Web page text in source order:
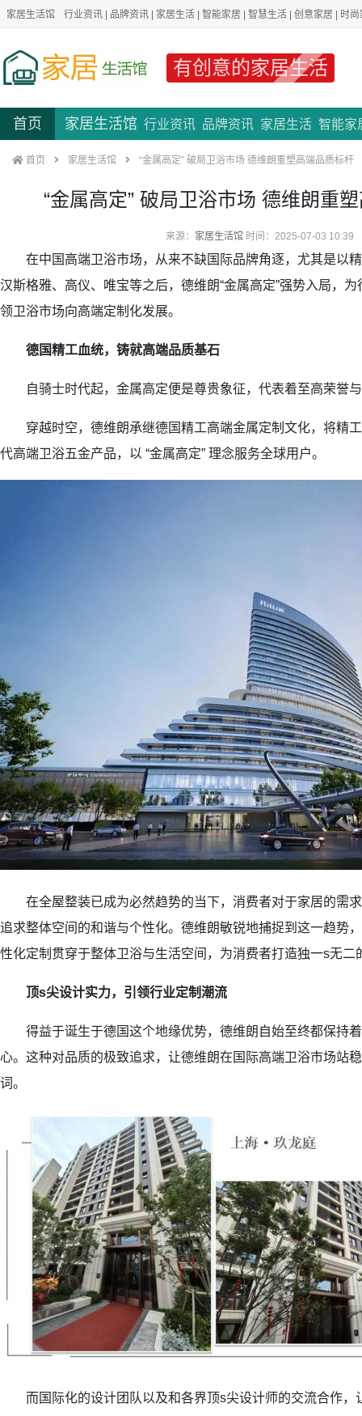
家居生活馆 行业资讯 | 品牌资讯 | 家居生活 | 智能家居 | 智慧生活 | 创意家居 | 时
有创意的家居生活
首页 家居生活馆 行业资讯 品牌资讯 家居生活 智能家
首页 家居生活馆 “金属高定” 破局卫浴市场 德维朗重塑高端品质标杆​
“金属高定” 破局卫浴市场 德维朗重
来源： 家居生活馆时间：2025-07-03 10:39
在中国高端卫浴市场，从来不缺国际品牌角逐，尤其是以精
汉斯格雅、高仪、唯宝等之后，德维朗“金属高定”强势入局，
领卫浴市场向高端定制化发展。
德国精工血统，铸就高端品质基石
自骑士时代起，金属高定便是尊贵象征，代表着至高荣誉
穿越时空，德维朗承继德国精工高端金属定制文化，将精工
代高端卫浴五金产品，以 “金属高定” 理念服务全球用户。
在全屋整装已成为必然趋势的当下，消费者对于家居的需求
追求整体空间的和谐与个性化。德维朗敏锐地捕捉到这一趋势
性化定制贯穿于整体卫浴与生活空间，为消费者打造独一s无二
顶s尖设计实力，引领行业定制潮流
得益于诞生于德国这个地缘优势，德维朗自始至终都保持着
心。这种对品质的极致追求，让德维朗在国际高端卫浴市场站
词。
而国际化的设计团队以及和各界顶s尖设计师的交流合作，